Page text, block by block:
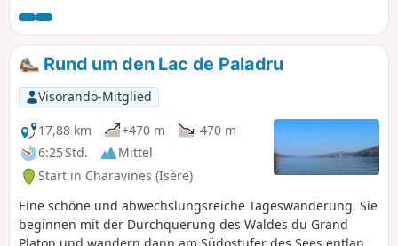
Rund um den Lac de Paladru
Visorando-Mitglied
17,88 km
+470 m
-470 m
6:25 Std.
Mittel
Start in Charavines (Isère)
Eine schöne und abwechslungsreiche Tageswanderung. Sie
beginnen mit der Durchquerung des Waldes du Grand